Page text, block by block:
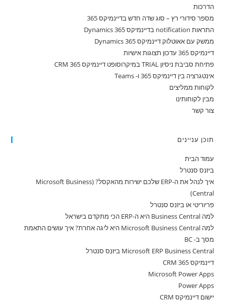
הדרכות
מספר סידורי רץ – סוג שדה חדש בדיינמיקס 365
התראות notification בדיינמיקס 365 Dynamics
ממשק עם אאוטלוק דיינמיקס 365 Dynamics
דיינמיקס 365 עדכון תצוגות אישיות
פתיחת סביבת ניסיון TRIAL במיקרוסופט דיינמיקס 365 CRM
אינטגרציה בין דיינמיקס 365 ו- Teams
לקוחות ממליצים
מבין לקוחותינו
צור קשר
תוכן עניינים
עמוד הבית
ביזנס סנטרל
איך לנהל את ה-ERP שלכם ישירות מהאקסל? (Microsoft Business
Central)
פריוריטי או ביזנס סנטרל
למה Business Central היא ה-ERP הכי מתקדם בישראל
למה Microsoft Business Central היא ליגה אחרת? איך עושים התאמת
מסך ב- BC
Microsoft ERP Business Central ביזנס סנטרל
דיינמיקס 365 CRM
Microsoft Power Apps
Power Apps
יישום דיינמיקס CRM